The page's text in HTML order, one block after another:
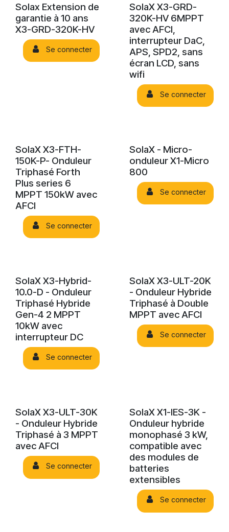
Solax Extension de
garantie à 10 ans
X3-GRD-320K-HV
Se connecter
SolaX X3-GRD-
320K-HV 6MPPT
avec AFCI,
interrupteur DaC,
APS, SPD2, sans
écran LCD, sans
wifi
Se connecter
SolaX X3-FTH-
150K-P- Onduleur
Triphasé Forth
Plus series 6
MPPT 150kW avec
AFCI
Se connecter
SolaX - Micro-
onduleur X1-Micro
800
Se connecter
SolaX X3-Hybrid-
10.0-D - Onduleur
Triphasé Hybride
Gen-4 2 MPPT
10kW avec
interrupteur DC
Se connecter
SolaX X3-ULT-20K
- Onduleur Hybride
Triphasé à Double
MPPT avec AFCI
Se connecter
SolaX X3-ULT-30K
- Onduleur Hybride
Triphasé à 3 MPPT
avec AFCI
Se connecter
SolaX X1-IES-3K -
Onduleur hybride
monophasé 3 kW,
compatible avec
des modules de
batteries
extensibles
Se connecter